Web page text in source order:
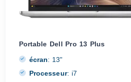
Portable Dell Pro 13 Plus
écran: 13"
Processeur: i7